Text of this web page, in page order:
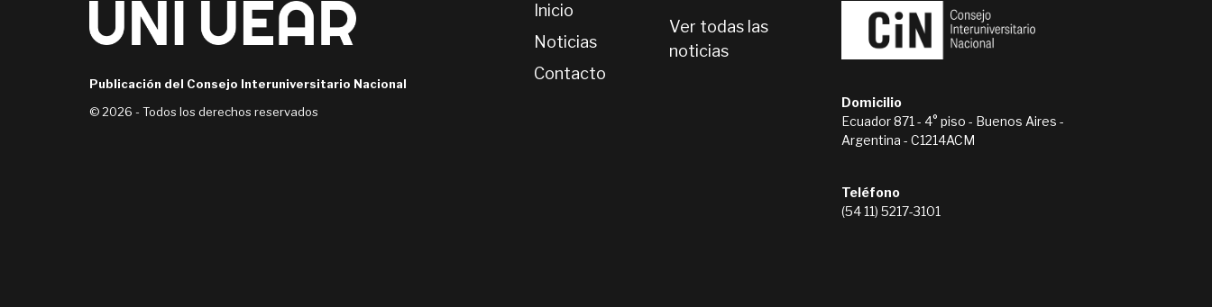
Publicación del Consejo Interuniversitario Nacional
© 2026 - Todos los derechos reservados
Inicio
Noticias
Contacto
Ver todas las
noticias
Domicilio
Ecuador 871 - 4° piso - Buenos Aires -
Argentina - C1214ACM
Teléfono
(54 11) 5217-3101